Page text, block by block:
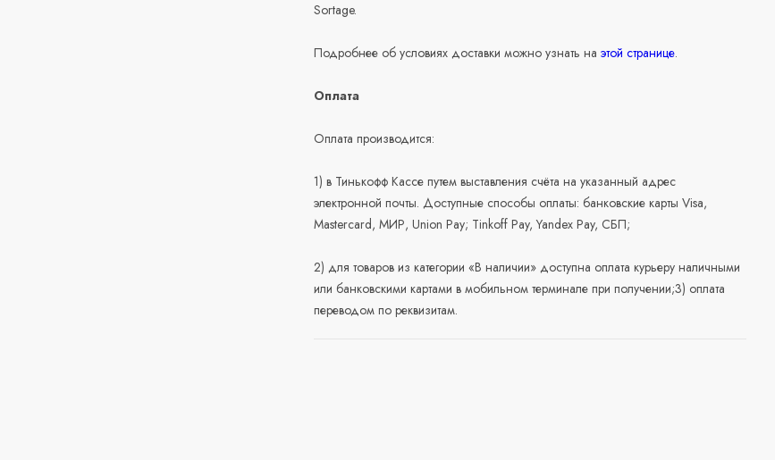
Sortage.
Подробнее об условиях доставки можно узнать наэтой странице.
Оплата
Оплата производится:
1) в Тинькофф Кассе путем выставления счёта на указанный адрес
электронной почты. Доступные способы оплаты: банковские карты Visa,
Mastercard, МИР, Union Pay; Tinkoff Pay, Yandex Pay, СБП;
2) для товаров из категории «В наличии» доступна оплата курьеру наличными
или банковскими картами в мобильном терминале при получении;3) оплата
переводом по реквизитам.